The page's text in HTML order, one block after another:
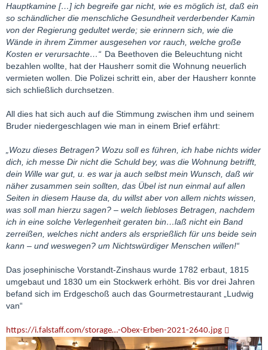
Hauptkamine […] ich begreife gar nicht, wie es möglich ist, daß ein
so schändlicher die menschliche Gesundheit verderbender Kamin
von der Regierung gedultet werde; sie erinnern sich, wie die
Wände in ihrem Zimmer ausgesehen vor rauch, welche große
Kosten er verursachte…“ Da Beethoven die Beleuchtung nicht
bezahlen wollte, hat der Hausherr somit die Wohnung neuerlich
vermieten wollen. Die Polizei schritt ein, aber der Hausherr konnte
sich schließlich durchsetzen.
All dies hat sich auch auf die Stimmung zwischen ihm und seinem
Bruder niedergeschlagen wie man in einem Brief erfährt:
„Wozu dieses Betragen? Wozu soll es führen, ich habe nichts wider
dich, ich messe Dir nicht die Schuld bey, was die Wohnung betrifft,
dein Wille war gut, u. es war ja auch selbst mein Wunsch, daß wir
näher zusammen sein sollten, das Übel ist nun einmal auf allen
Seiten in diesem Hause da, du willst aber von allem nichts wissen,
was soll man hierzu sagen? – welch liebloses Betragen, nachdem
ich in eine solche Verlegenheit geraten bin…laß nicht ein Band
zerreißen, welches nicht anders als ersprießlich für uns beide sein
kann – und weswegen? um Nichtswürdiger Menschen willen!“
Das josephinische Vorstandt-Zinshaus wurde 1782 erbaut, 1815
umgebaut und 1830 um ein Stockwerk erhöht. Bis vor drei Jahren
befand sich im Erdgeschoß auch das Gourmetrestaurant „Ludwig
van“
https://i.falstaff.com/storage…-Obex-Erben-2021-2640.jpg